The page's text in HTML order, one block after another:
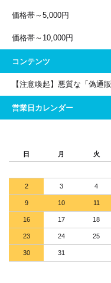
価格帯～5,000円
価格帯～10,000円
コンテンツ
【注意喚起】悪質な「偽通
営業日カレンダー
日 月 火
2 3 4
9 10 11
16 17 18
23 24 25
30 31